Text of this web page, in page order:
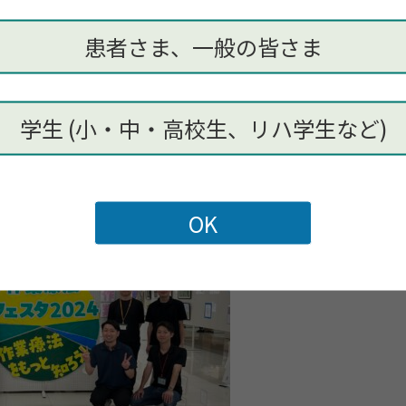
患者さま、一般の皆さま
学生 (小・中・高校生、リハ学生など)